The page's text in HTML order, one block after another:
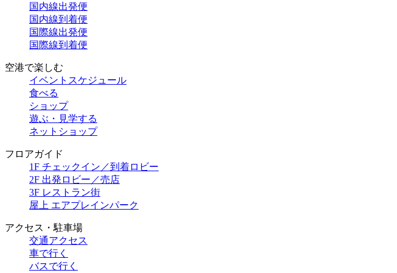
国内線出発便
国内線到着便
国際線出発便
国際線到着便
空港で楽しむ
イベントスケジュール
食べる
ショップ
遊ぶ・見学する
ネットショップ
フロアガイド
1F チェックイン／到着ロビー
2F 出発ロビー／売店
3F レストラン街
屋上 エアプレインパーク
アクセス・駐車場
交通アクセス
車で行く
バスで行く